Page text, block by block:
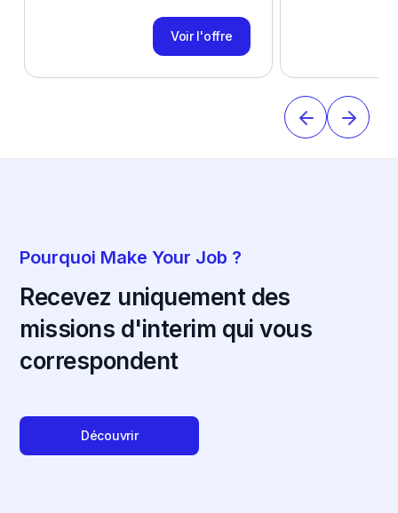
Voir l'offre
Pourquoi Make Your Job ?
Recevez uniquement des
missions d'interim qui vous
correspondent
Découvrir